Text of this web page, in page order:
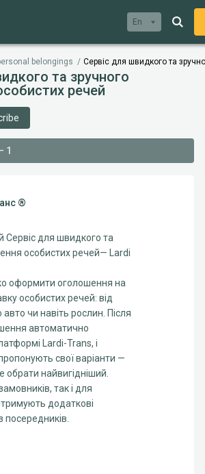
En
belongings / Сервіс для швидкого та
та зручного
речей
1
®
Сервіс для швидкого та
особистих речей— Lardi
оформити оголошення на
особистих речей: від
авто чи навіть рослин. Після
автоматично
Lardi-Trans, і
свої варіанти —
найвигідніший.
так і для
додаткові